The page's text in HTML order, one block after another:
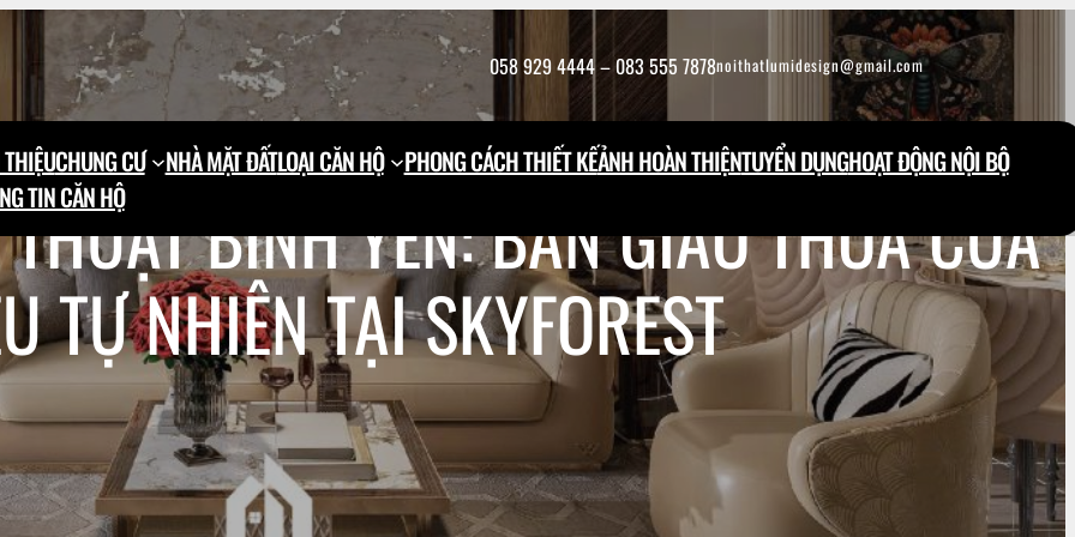
058 929 4444 – 083 555 7878noithatlumidesign@gmail.com
CHUNG CƯ NHÀ MẶT ĐẤTLOẠI CĂN HỘ PHONG CÁCH THIẾT KẾẢNH HOÀN THIỆNTUYỂN DỤNGHOẠT ĐỘNG NỘI BỘ
TIN CĂN HỘ
BÌNH YÊN: BẢN GIAO THOA CỦA
TỰ NHIÊN TẠI SKYFOREST